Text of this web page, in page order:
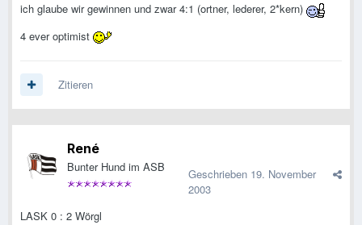
ich glaube wir gewinnen und zwar 4:1 (ortner, lederer, 2*kern)
4 ever optimist
Zitieren
René
Bunter Hund im ASB Geschrieben 19. November
2003
LASK 0 : 2 Wörgl